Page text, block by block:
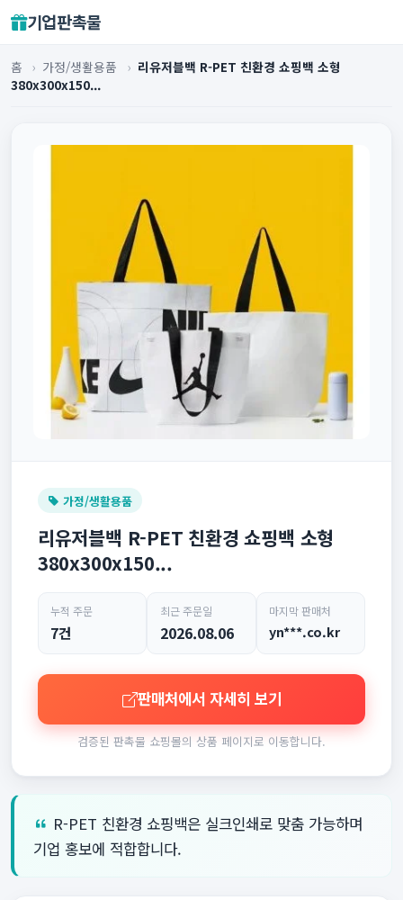
기업판촉물
홈 › 가정/생활용품 › 리유저블백 R-PET 친환경 쇼핑백 소형
380x300x150...
가정/생활용품
리유저블백 R-PET 친환경 쇼핑백 소형
380x300x150...
누적 주문
7건
최근 주문일
2026.08.06
마지막 판매처
yn***.co.kr
판매처에서 자세히 보기
검증된 판촉물 쇼핑몰의 상품 페이지로 이동합니다.
R-PET 친환경 쇼핑백은 실크인쇄로 맞춤 가능하며
기업 홍보에 적합합니다.